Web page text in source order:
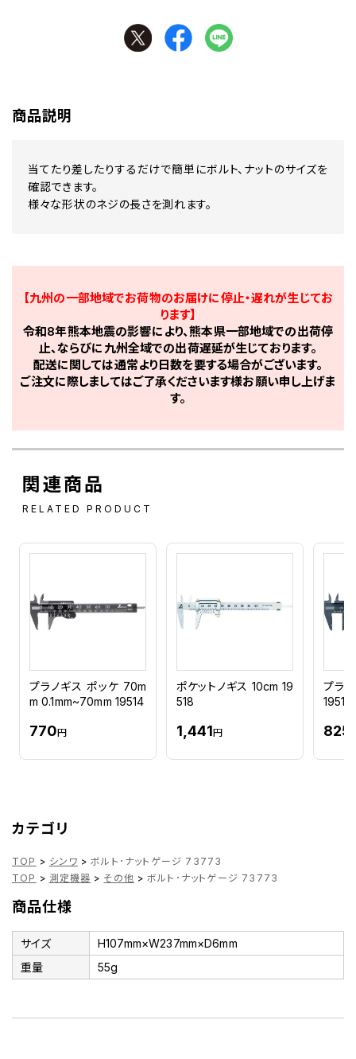
商品説明
当てたり差したりするだけで簡単にボルト、ナットのサイズを
確認できます。
様々な形状のネジの長さを測れます。
【九州の一部地域でお荷物のお届けに停止・遅れが生じてお
ります】
令和8年熊本地震の影響により、熊本県一部地域での出荷停
止、ならびに九州全域での出荷遅延が生じております。
配送に関しては通常より日数を要する場合がございます。
ご注文に際しましてはご了承くださいます様お願い申し上げま
す。
関連商品
RELATED PRODUCT
プラノギス ポッケ 70m
m 0.1mm~70mm 19514
770円
ポケットノギス 10cm 19
518
1,441円
プラ
19515
825
カテゴリ
TOP > シンワ > ボルト･ナットゲージ 73773
TOP > 測定機器 > その他 > ボルト･ナットゲージ 73773
商品仕様
サイズ
H107mm×W237mm×D6mm
重量
55g